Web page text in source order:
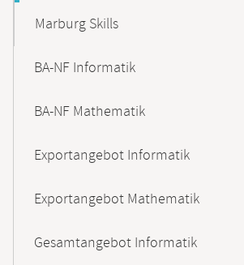
Marburg Skills
BA-NF Informatik
BA-NF Mathematik
Exportangebot Informatik
Exportangebot Mathematik
Gesamtangebot Informatik